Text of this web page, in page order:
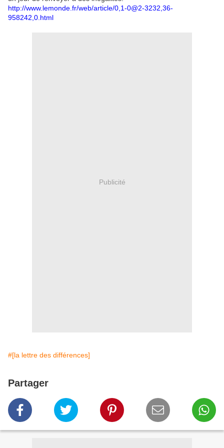
http://www.lemonde.fr/web/article/0,1-0@2-3232,36-
958242,0.html
Publicité
#[la lettre des différences]
Partager